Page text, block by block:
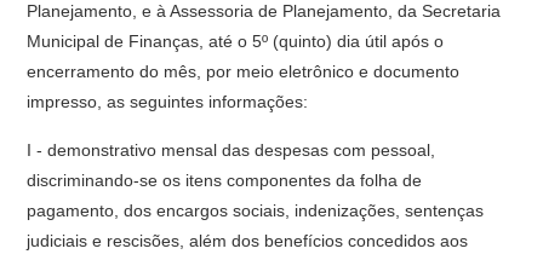
Planejamento, e à Assessoria de Planejamento, da Secretaria
Municipal de Finanças, até o 5º (quinto) dia útil após o
encerramento do mês, por meio eletrônico e documento
impresso, as seguintes informações:
I - demonstrativo mensal das despesas com pessoal,
discriminando-se os itens componentes da folha de
pagamento, dos encargos sociais, indenizações, sentenças
judiciais e rescisões, além dos benefícios concedidos aos